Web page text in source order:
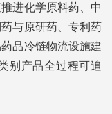
进化学原料药、中
与原研药、专利药
品冷链物流设施建
别产品全过程可追